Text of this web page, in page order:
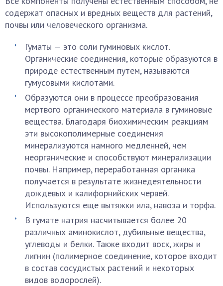
содержат опасных и вредных веществ для растений,
почвы или человеческого организма.
Гуматы — это соли гуминовых кислот.
Органические соединения, которые образуются в
природе естественным путем, называются
гумусовыми кислотами.
Образуются они в процессе преобразования
мертвого органического материала в гуминовые
вещества. Благодаря биохимическим реакциям
эти высокополимерные соединения
минерализуются намного медленней, чем
неорганические и способствуют минерализации
почвы. Например, переработанная органика
получается в результате жизнедеятельности
дождевых и калифорнийских червей.
Используются еще вытяжки ила, навоза и торфа.
В гумате натрия насчитывается более 20
различных аминокислот, дубильные вещества,
углеводы и белки. Также входит воск, жиры и
лигнин (полимерное соединение, которое входит
в состав сосудистых растений и некоторых
видов водорослей).